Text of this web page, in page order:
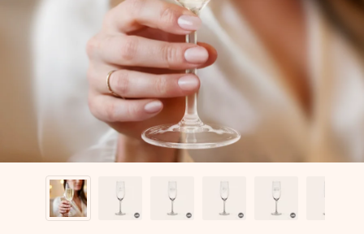
+49 39292 929695
Montag - Freitag : 8:30 - 17:00 Uhr
Samstag - Sonntag : 8:30 - 13:00 Uhr